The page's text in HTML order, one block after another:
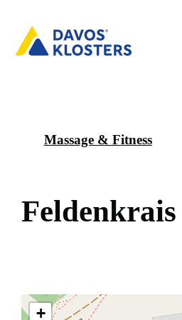
Massage & Fitness
Feldenkrais
+